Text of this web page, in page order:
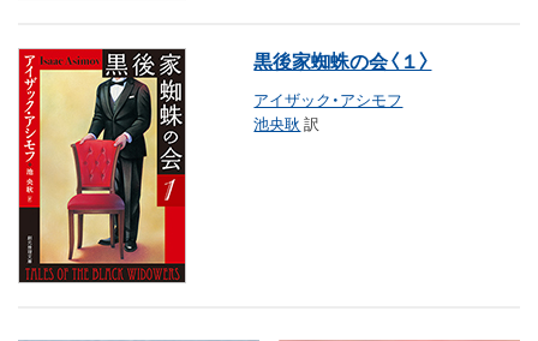
黒後家蜘蛛の会〈１〉
アイザック・アシモフ
池央耿 訳